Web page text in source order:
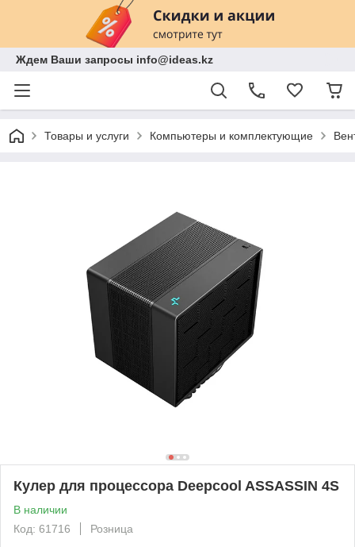
Ждем Ваши запросы info@ideas.kz
Товары и услуги Компьютеры и комплектующие
Кулер для процессора Deepcool ASSASSIN 4S
В наличии
Код: 61716
Розница